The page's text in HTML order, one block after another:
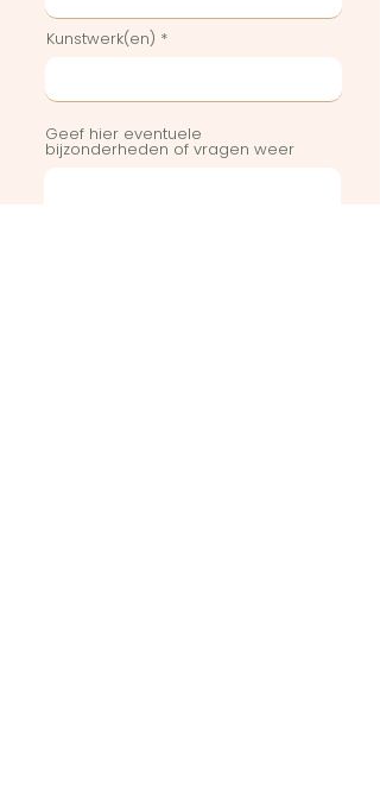
Kunstwerk(en)
Geef hier eventuele
bijzonderheden of vragen weer